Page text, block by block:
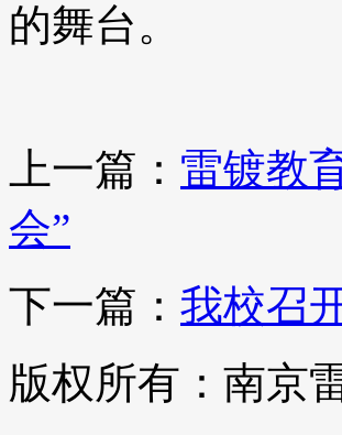
的舞台。
上一篇： 雷镀教
会”
下一篇： 我校召
版权所有：南京